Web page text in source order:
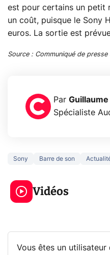
est pour certains un petit
un coût, puisque le Sony
euros. La sortie est
Source : Communiqué de presse
Par
Spécialiste
Sony Barre de son
Vidéos
3 écrans en 1
319€ ? Voici
CQ32G4ZA !
Vous êtes un utilisateur